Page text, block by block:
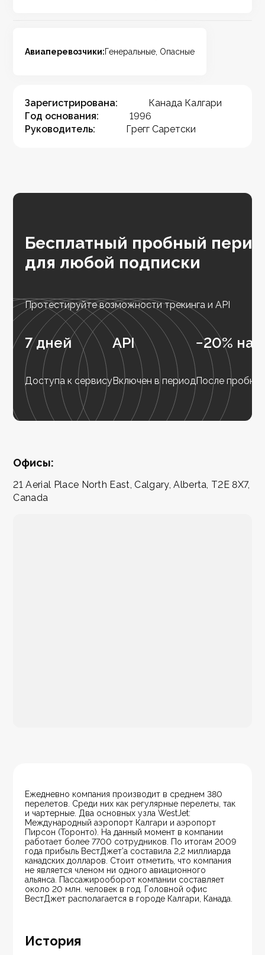
Авиаперевозчики:Генеральные, Опасные
Зарегистрирована:
Канада Калгари
Год основания:
1996
Руководитель:
Грегг Саретски
Бесплатный пробный
для любой подписки
Протестируйте возможности трекинга и API
7 дней
Доступа к сервису
API
Включен в период
−20% на
После
Офисы:
21 Aerial Place North East, Calgary, Alberta, T2E 8X7,
Canada
Ежедневно компания производит в среднем 380
перелетов. Среди них как регулярные перелеты, так
и чартерные. Два основных узла WestJet:
Международный аэропорт Калгари и аэропорт
Пирсон (Торонто). На данный момент в компании
работает более 7700 сотрудников. По итогам 2009
года прибыль ВестДжет’а составила 2,2 миллиарда
канадских долларов. Стоит отметить, что компания
не является членом ни одного авиационного
альянса. Пассажирооборот компании составляет
около 20 млн. человек в год. Головной офис
ВестДжет располагается в городе Калгари, Канада.
История